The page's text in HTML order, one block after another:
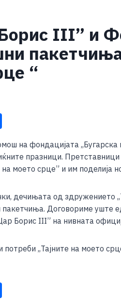
III” и
“
ar
e
на фондацијата
празници.
моето срце” и им поделија
дечињата од здружението
Договориме уште
Борис III” на нивната
,,Тајните на моето